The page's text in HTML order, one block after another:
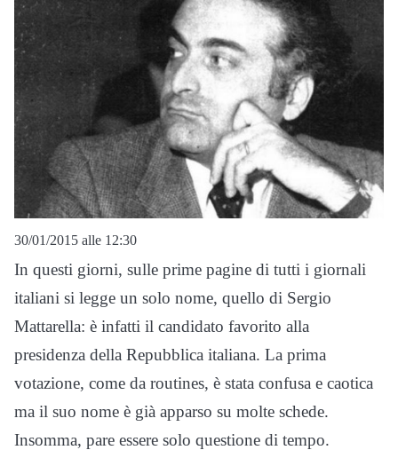
30/01/2015 alle 12:30
In questi giorni, sulle prime pagine di tutti i giornali
italiani si legge un solo nome, quello di Sergio
Mattarella: è infatti il candidato favorito alla
presidenza della Repubblica italiana. La prima
votazione, come da routines, è stata confusa e caotica
ma il suo nome è già apparso su molte schede.
Insomma, pare essere solo questione di tempo.